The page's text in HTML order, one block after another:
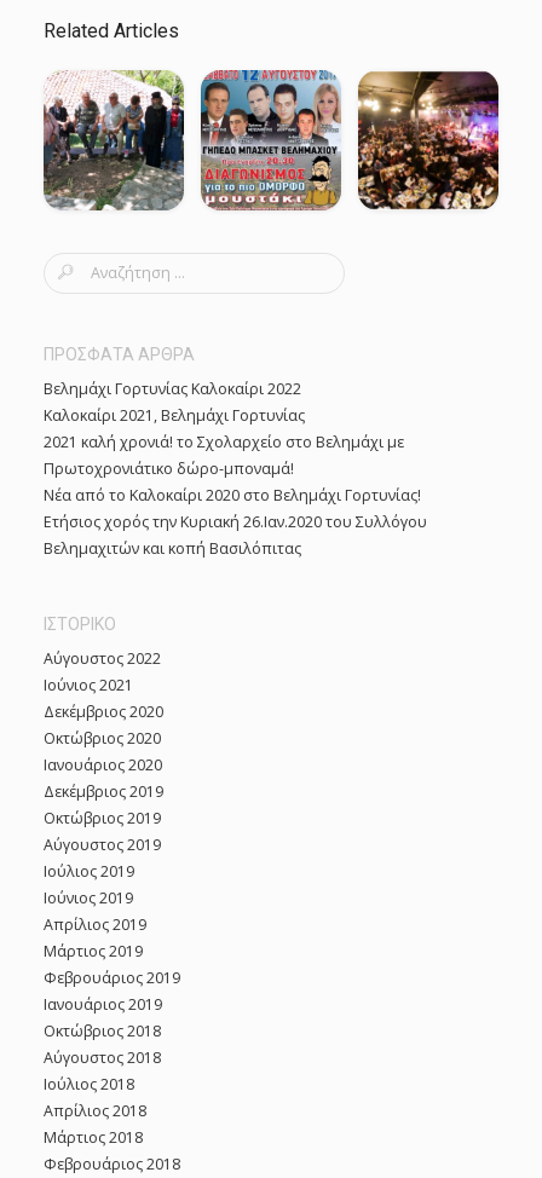
Related Articles
S
e
r
h
f
o
r
:
ΠΡΟΣΦΑΤΑ ΑΡΘΡΑ
Βελημάχι Γορτυνίας Καλοκαίρι 2022
Καλοκαίρι 2021, Βελημάχι Γορτυνίας
2021 καλή χρονιά! το Σχολαρχείο στο Βελημάχι με
Πρωτοχρονιάτικο δώρο-μποναμά!
Νέα από το Καλοκαίρι 2020 στο Βελημάχι Γορτυνίας!
Ετήσιος χορός την Κυριακή 26.Ιαν.2020 του Συλλόγου
Βελημαχιτών και κοπή Βασιλόπιτας
ΙΣΤΟΡΙΚΌ
Αύγουστος 2022
Ιούνιος 2021
Δεκέμβριος 2020
Οκτώβριος 2020
Ιανουάριος 2020
Δεκέμβριος 2019
Οκτώβριος 2019
Αύγουστος 2019
Ιούλιος 2019
Ιούνιος 2019
Απρίλιος 2019
Μάρτιος 2019
Φεβρουάριος 2019
Ιανουάριος 2019
Οκτώβριος 2018
Αύγουστος 2018
Ιούλιος 2018
Απρίλιος 2018
Μάρτιος 2018
Φεβρουάριος 2018